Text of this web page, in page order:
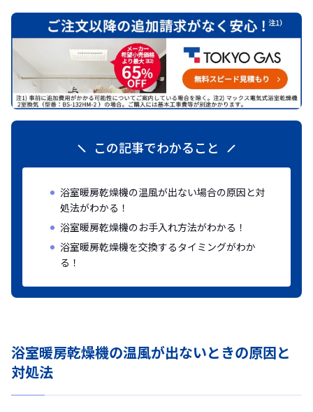
この記事でわかること
浴室暖房乾燥機の温風が出ない場合の原因と対
処法がわかる！
浴室暖房乾燥機のお手入れ方法がわかる！
浴室暖房乾燥機を交換するタイミングがわか
る！
浴室暖房乾燥機の温風が出ないときの原因と
対処法